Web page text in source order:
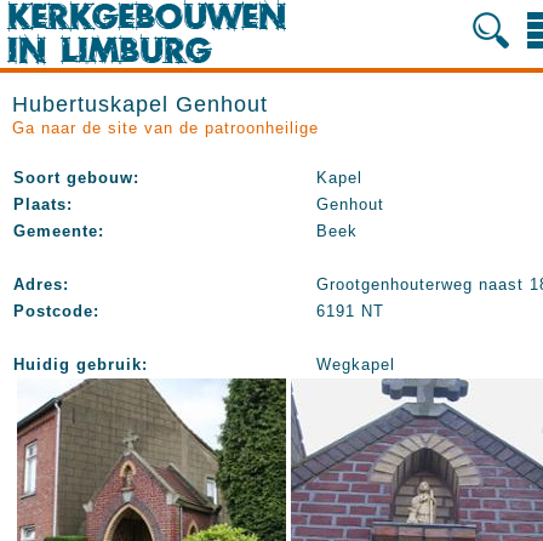
Hubertuskapel Genhout
Ga naar de site van de patroonheilige
Soort gebouw:
Kapel
Plaats:
Genhout
Gemeente:
Beek
Adres:
Grootgenhouterweg naast
Postcode:
6191 NT
Huidig gebruik: Wegkapel